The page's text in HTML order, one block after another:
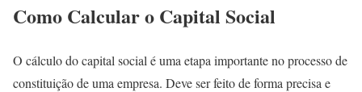
Como Calcular o Capital Social
O cálculo do capital social é uma etapa importante no processo de
constituição de uma empresa. Deve ser feito de forma precisa e